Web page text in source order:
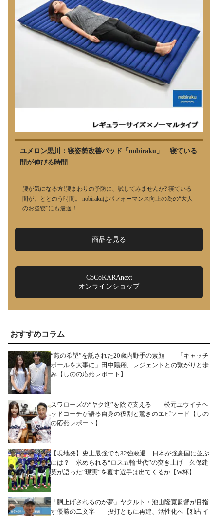
ユメロン黒川：寝姿勢改善パッド「nobiraku」 寝ている
間が伸びる時間
腰が気になる方!腰まわりの予防に、試してみませんか? 寝ている
間が、ととのう時間。 nobirakuはパフォーマンス向上の為の“大人
のお昼寝”にも最適！
商品を見る
CoCoKARAnext
オンラインショップ
おすすめコラム
“燕の希望”を託された20歳内野手の素顔――「キャッチ
ボールを大事に」田中陽翔、レジェンドとの繋がりと歩
み【しのの応燕レポート】
スワローズの“ヤク進”を陰で支える――松元ユウイチヘ
ッドコーチが語る自身の役割と驚きのエピソード【しの
の応燕レポート】
【現地発】史上最強でも32強敗退…日本が強豪国に並ぶ
には？ 求められる“ロス五輪世代”の突き上げ 久保建
英が語った“現実”を覆す選手は出てくるか【W杯】
「胴上げされるのが夢」ヤクルト・池山隆寛監督が目指
す優勝の二文字――投打ともに再建、活性化へ【独占イ